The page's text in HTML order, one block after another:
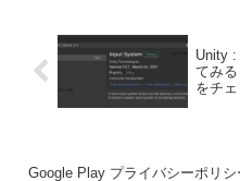
Unity :
てみ
をチェ
Google Play プライバシーポリシ